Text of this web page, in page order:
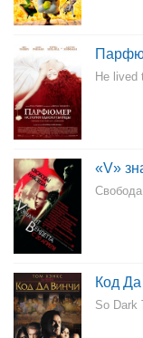
He lived
«V»
Свобода
Код
So Dark